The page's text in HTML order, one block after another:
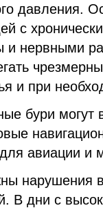
давления.
с
и нервными
и при
бури могут
авиации и
нарушения
В дни с